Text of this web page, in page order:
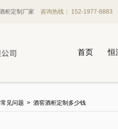
柜定制厂家 咨询热线： 152-1977-8883
首页 恒
见问题 > 酒窖酒柜定制多少钱